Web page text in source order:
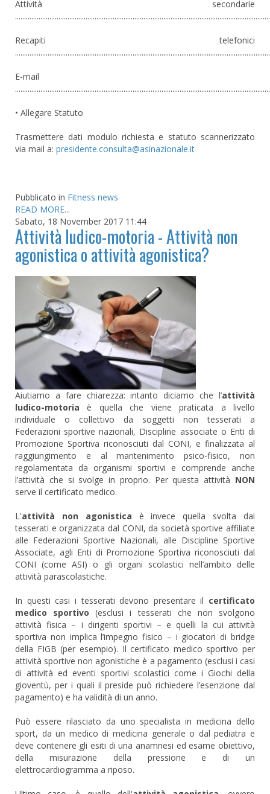
Attività secondarie
Recapiti telefonici
E-mail
• Allegare Statuto
Trasmettere dati modulo richiesta e statuto scannerizzato
via mail a:
Pubblicato in Fitness news
READ MORE...
Sabato, 18 November 2017 11:44
Attività ludico-motoria - Attività non
agonistica o attività agonistica?
Aiutiamo a fare chiarezza: intanto diciamo che l’attività
ludico-motoria è quella che viene praticata a livello
individuale o collettivo da soggetti non tesserati a
Federazioni sportive nazionali, Discipline associate o Enti di
Promozione Sportiva riconosciuti dal CONI, e finalizzata al
raggiungimento e al mantenimento psico-fisico, non
regolamentata da organismi sportivi e comprende anche
l’attività che si svolge in proprio. Per questa attività NON
serve il certificato medico.
L'attività non agonistica è invece quella svolta dai
tesserati e organizzata dal CONI, da società sportive affiliate
alle Federazioni Sportive Nazionali, alle Discipline Sportive
Associate, agli Enti di Promozione Sportiva riconosciuti dal
CONI (come ASI) o gli organi scolastici nell’ambito delle
attività parascolastiche.
In questi casi i tesserati devono presentare il certificato
medico sportivo (esclusi i tesserati che non svolgono
attività fisica – i dirigenti sportivi – e quelli la cui attività
sportiva non implica l’impegno fisico – i giocatori di bridge
della FIGB (per esempio). Il certificato medico sportivo per
attività sportive non agonistiche è a pagamento (esclusi i casi
di attività ed eventi sportivi scolastici come i Giochi della
gioventù, per i quali il preside può richiedere l’esenzione dal
pagamento) e ha validità di un anno.
Può essere rilasciato da uno specialista in medicina dello
sport, da un medico di medicina generale o dal pediatra e
deve contenere gli esiti di una anamnesi ed esame obiettivo,
della misurazione della pressione e di un
elettrocardiogramma a riposo.